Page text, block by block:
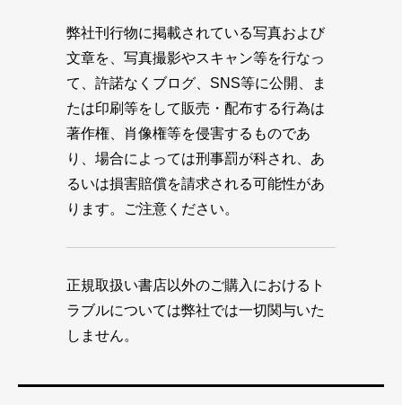
弊社刊行物に掲載されている写真および
文章を、写真撮影やスキャン等を行なっ
て、許諾なくブログ、SNS等に公開、ま
たは印刷等をして販売・配布する行為は
著作権、肖像権等を侵害するものであ
り、場合によっては刑事罰が科され、あ
るいは損害賠償を請求される可能性があ
ります。ご注意ください。
正規取扱い書店以外のご購入におけるト
ラブルについては弊社では一切関与いた
しません。